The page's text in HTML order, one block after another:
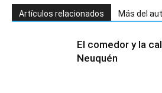
Artículos relacionados Más del
El comedor y la
Neuquén